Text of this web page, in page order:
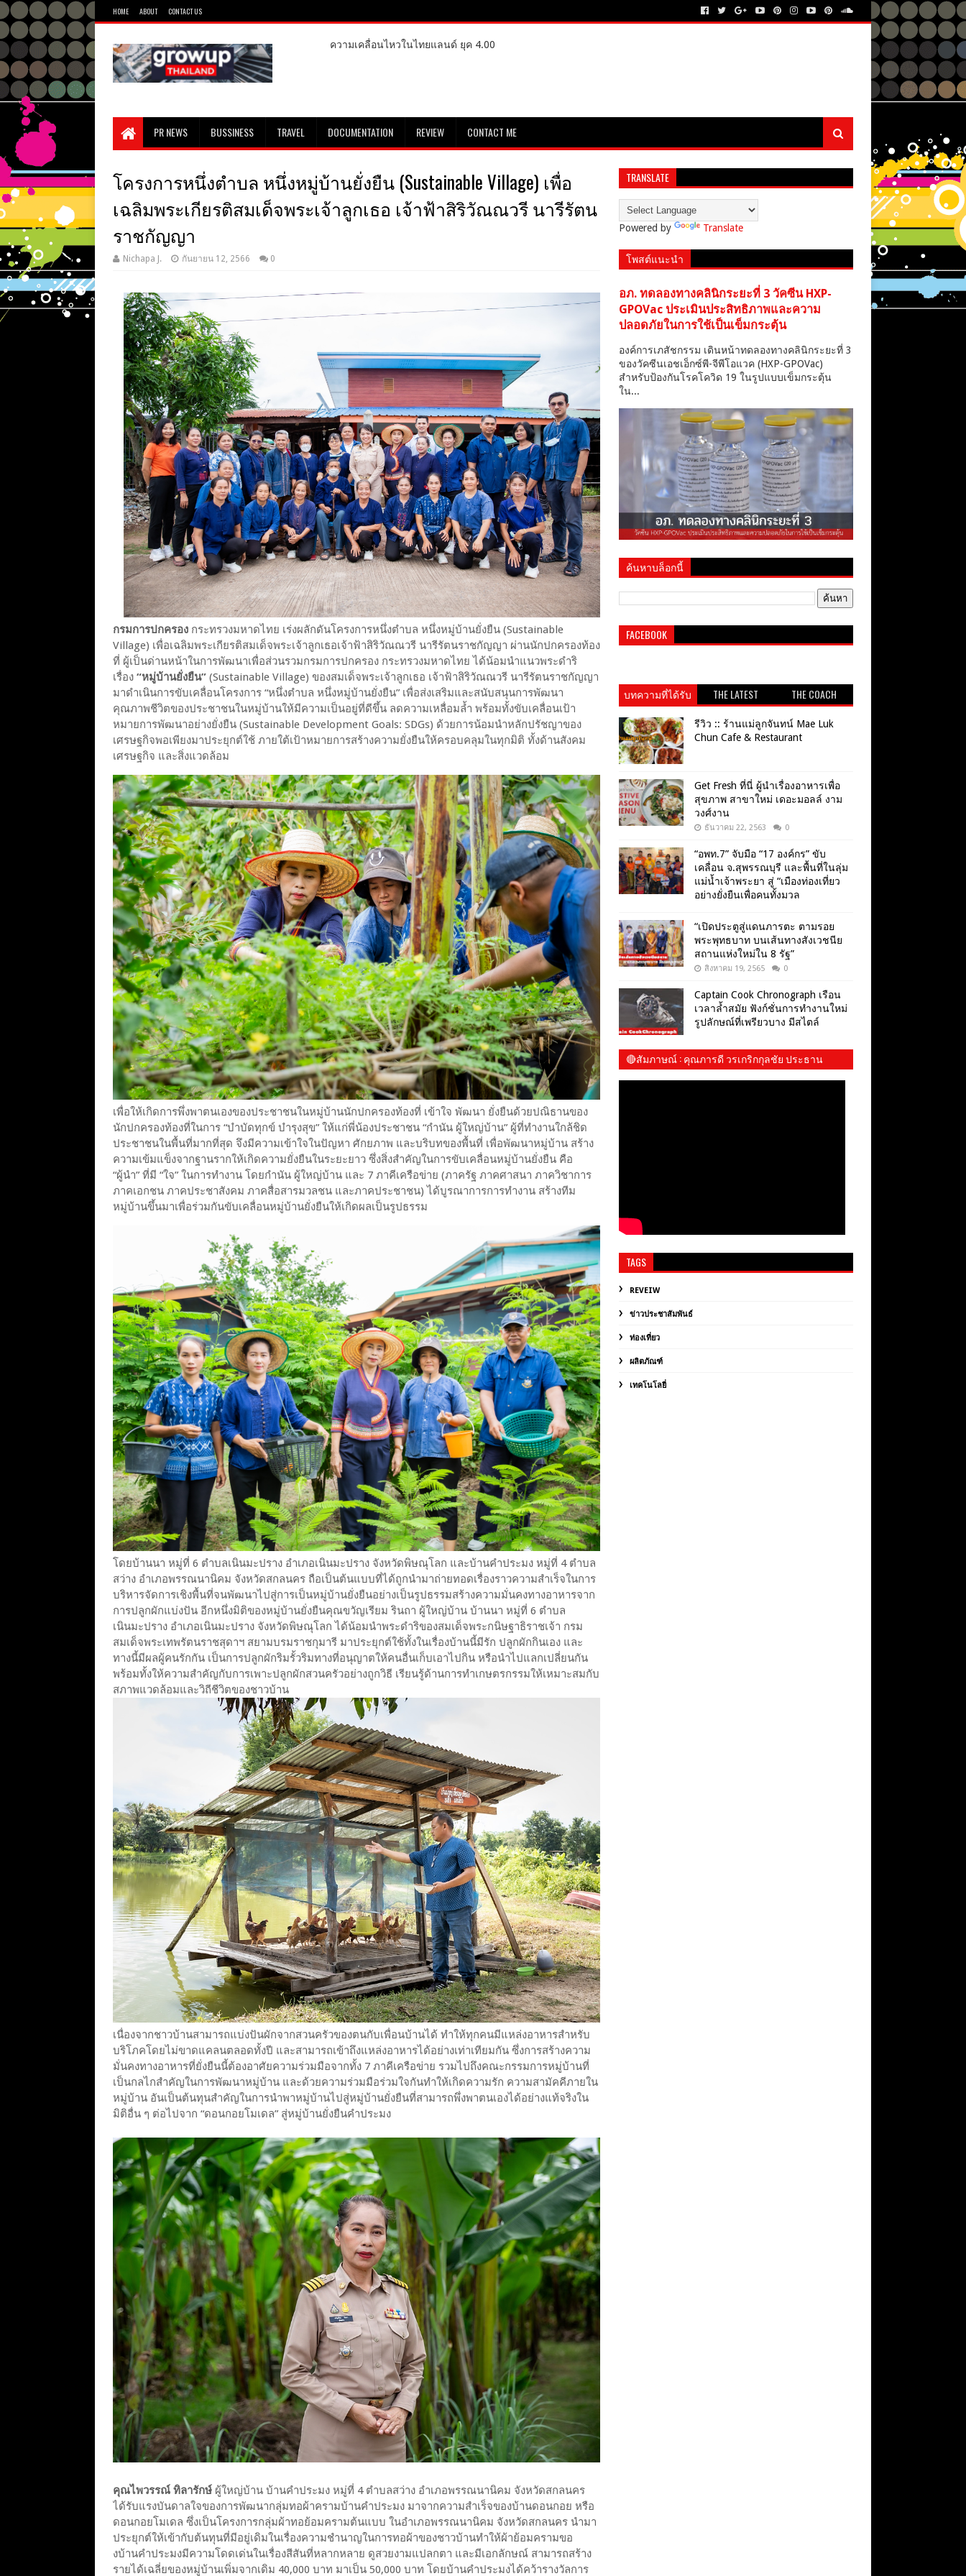
HOME ABOUT CONTACT US
ความเคลื่อนไหวในไทยแลนด์ ยุค 4.00
PR NEWS BUSSINESS TRAVEL DOCUMENTATION REVIEW CONTACT ME
โครงการหนึ่งตำบล หนึ่งหมู่บ้านยั่งยืน (Sustainable Village) เพื่อ
เฉลิมพระเกียรติสมเด็จพระเจ้าลูกเธอ เจ้าฟ้าสิริวัณณวรี นารีรัตน
ราชกัญญา
Nichapa J. กันยายน 12, 2566 0
กรมการปกครอง กระทรวงมหาดไทย เร่งผลักดันโครงการหนึ่งตำบล หนึ่งหมู่บ้านยั่งยืน (Sustainable
Village) เพื่อเฉลิมพระเกียรติสมเด็จพระเจ้าลูกเธอเจ้าฟ้าสิริวัณณวรี นารีรัตนราชกัญญา ผ่านนักปกครองท้อง
ที่ ผู้เป็นด่านหน้าในการพัฒนาเพื่อส่วนรวมกรมการปกครอง กระทรวงมหาดไทย ได้น้อมนำแนวพระดำริ
เรื่อง “หมู่บ้านยั่งยืน” (Sustainable Village) ของสมเด็จพระเจ้าลูกเธอ เจ้าฟ้าสิริวัณณวรี นารีรัตนราชกัญญา
มาดำเนินการขับเคลื่อนโครงการ “หนึ่งตำบล หนึ่งหมู่บ้านยั่งยืน” เพื่อส่งเสริมและสนับสนุนการพัฒนา
คุณภาพชีวิตของประชาชนในหมู่บ้านให้มีความเป็นอยู่ที่ดีขึ้น ลดความเหลื่อมล้ำ พร้อมทั้งขับเคลื่อนเป้า
หมายการพัฒนาอย่างยั่งยืน (Sustainable Development Goals: SDGs) ด้วยการน้อมนำหลักปรัชญาของ
เศรษฐกิจพอเพียงมาประยุกต์ใช้ ภายใต้เป้าหมายการสร้างความยั่งยืนให้ครอบคลุมในทุกมิติ ทั้งด้านสังคม
เศรษฐกิจ และสิ่งแวดล้อม
เพื่อให้เกิดการพึ่งพาตนเองของประชาชนในหมู่บ้านนักปกครองท้องที่ เข้าใจ พัฒนา ยั่งยืนด้วยปณิธานของ
นักปกครองท้องที่ในการ “บำบัดทุกข์ บำรุงสุข” ให้แก่พี่น้องประชาชน “กำนัน ผู้ใหญ่บ้าน” ผู้ที่ทำงานใกล้ชิด
ประชาชนในพื้นที่มากที่สุด จึงมีความเข้าใจในปัญหา ศักยภาพ และบริบทของพื้นที่ เพื่อพัฒนาหมู่บ้าน สร้าง
ความเข้มแข็งจากฐานรากให้เกิดความยั่งยืนในระยะยาว ซึ่งสิ่งสำคัญในการขับเคลื่อนหมู่บ้านยั่งยืน คือ
“ผู้นำ” ที่มี “ใจ” ในการทำงาน โดยกำนัน ผู้ใหญ่บ้าน และ 7 ภาคีเครือข่าย (ภาครัฐ ภาคศาสนา ภาควิชาการ
ภาคเอกชน ภาคประชาสังคม ภาคสื่อสารมวลชน และภาคประชาชน) ได้บูรณาการการทำงาน สร้างทีม
หมู่บ้านขึ้นมาเพื่อร่วมกันขับเคลื่อนหมู่บ้านยั่งยืนให้เกิดผลเป็นรูปธรรม
โดยบ้านนา หมู่ที่ 6 ตำบลเนินมะปราง อำเภอเนินมะปราง จังหวัดพิษณุโลก และบ้านคำประมง หมู่ที่ 4 ตำบล
สว่าง อำเภอพรรณนานิคม จังหวัดสกลนคร ถือเป็นต้นแบบที่ได้ถูกนำมาถ่ายทอดเรื่องราวความสำเร็จในการ
บริหารจัดการเชิงพื้นที่จนพัฒนาไปสู่การเป็นหมู่บ้านยั่งยืนอย่างเป็นรูปธรรมสร้างความมั่นคงทางอาหารจาก
การปลูกผักแบ่งปัน อีกหนึ่งมิติของหมู่บ้านยั่งยืนคุณขวัญเรียม รินถา ผู้ใหญ่บ้าน บ้านนา หมู่ที่ 6 ตำบล
เนินมะปราง อำเภอเนินมะปราง จังหวัดพิษณุโลก ได้น้อมนำพระดำริของสมเด็จพระกนิษฐาธิราชเจ้า กรม
สมเด็จพระเทพรัตนราชสุดาฯ สยามบรมราชกุมารี มาประยุกต์ใช้ทั้งในเรื่องบ้านนี้มีรัก ปลูกผักกินเอง และ
ทางนี้มีผลผู้คนรักกัน เป็นการปลูกผักริมรั้วริมทางที่อนุญาตให้คนอื่นเก็บเอาไปกิน หรือนำไปแลกเปลี่ยนกัน
พร้อมทั้งให้ความสำคัญกับการเพาะปลูกผักสวนครัวอย่างถูกวิธี เรียนรู้ด้านการทำเกษตรกรรมให้เหมาะสมกับ
สภาพแวดล้อมและวิถีชีวิตของชาวบ้าน
เนื่องจากชาวบ้านสามารถแบ่งปันผักจากสวนครัวของตนกับเพื่อนบ้านได้ ทำให้ทุกคนมีแหล่งอาหารสำหรับ
บริโภคโดยไม่ขาดแคลนตลอดทั้งปี และสามารถเข้าถึงแหล่งอาหารได้อย่างเท่าเทียมกัน ซึ่งการสร้างความ
มั่นคงทางอาหารที่ยั่งยืนนี้ต้องอาศัยความร่วมมือจากทั้ง 7 ภาคีเครือข่าย รวมไปถึงคณะกรรมการหมู่บ้านที่
เป็นกลไกสำคัญในการพัฒนาหมู่บ้าน และด้วยความร่วมมือร่วมใจกันทำให้เกิดความรัก ความสามัคคีภายใน
หมู่บ้าน อันเป็นต้นทุนสำคัญในการนำพาหมู่บ้านไปสู่หมู่บ้านยั่งยืนที่สามารถพึ่งพาตนเองได้อย่างแท้จริงใน
มิติอื่น ๆ ต่อไปจาก “ดอนกอยโมเดล” สู่หมู่บ้านยั่งยืนคำประมง
คุณไพวรรณ์ ทิลารักษ์ ผู้ใหญ่บ้าน บ้านคำประมง หมู่ที่ 4 ตำบลสว่าง อำเภอพรรณนานิคม จังหวัดสกลนคร
ได้รับแรงบันดาลใจของการพัฒนากลุ่มทอผ้าครามบ้านคำประมง มาจากความสำเร็จของบ้านดอนกอย หรือ
ดอนกอยโมเดล ซึ่งเป็นโครงการกลุ่มผ้าทอย้อมครามต้นแบบ ในอำเภอพรรณนานิคม จังหวัดสกลนคร นำมา
ประยุกต์ให้เข้ากับต้นทุนที่มีอยู่เดิมในเรื่องความชำนาญในการทอผ้าของชาวบ้านทำให้ผ้าย้อมครามขอ
งบ้านคําประมงมีความโดดเด่นในเรื่องสีสันที่หลากหลาย ดูสวยงามแปลกตา และมีเอกลักษณ์ สามารถสร้าง
รายได้เฉลี่ยของหมู่บ้านเพิ่มจากเดิม 40,000 บาท มาเป็น 50,000 บาท โดยบ้านคำประมงได้คว้ารางวัลการ
TRANSLATE
Powered by Translate
โพสต์แนะนำ
อภ. ทดลองทางคลินิกระยะที่ 3 วัคซีน HXP-
GPOVac ประเมินประสิทธิภาพและความ
ปลอดภัยในการใช้เป็นเข็มกระตุ้น
องค์การเภสัชกรรม เดินหน้าทดลองทางคลินิกระยะที่ 3
ของวัคซีนเอชเอ็กซ์พี-จีพีโอแวค (HXP-GPOVac)
สำหรับป้องกันโรคโควิด 19 ในรูปแบบเข็มกระตุ้น
ใน...
ค้นหาบล็อกนี้
FACEBOOK
บทความที่ได้รับ
ความนิยม
THE LATEST THE COACH
รีวิว :: ร้านแม่ลูกจันทน์ Mae Luk
Chun Cafe & Restaurant
Get​ Fresh​ ที่นี่ ผู้นำเรื่องอาหารเพื่อ
สุขภาพ​ สาขาใหม่ เดอะมอลล์ งาม
วงศ์งาน
ธันวาคม 22, 2563 0
“อพท.7” จับมือ “17 องค์กร” ขับ
เคลื่อน จ.สุพรรณบุรี และพื้นที่ในลุ่ม
แม่น้ำเจ้าพระยา สู่ “เมืองท่องเที่ยว
อย่างยั่งยืนเพื่อคนทั้งมวล
“เปิดประตูสู่แดนภารตะ ตามรอย
พระพุทธบาท บนเส้นทางสังเวชนีย
สถานแห่งใหม่ใน 8 รัฐ”
สิงหาคม 19, 2565 0
Captain Cook Chronograph เรือน
เวลาล้ำสมัย ฟังก์ชั่นการทำงานใหม่
รูปลักษณ์ที่เพรียวบาง มีสไตล์
🔴สัมภาษณ์​ : คุณภารดี วรเกริกกุลชัย ประธาน
ชมรม พสบ.ทบ. และ​ น้องปันปัน
TAGS
REVEIW
ข่าวประชาสัมพันธ์
ท่องเที่ยว
ผลิตภัณฑ์
เทคโนโลยี่